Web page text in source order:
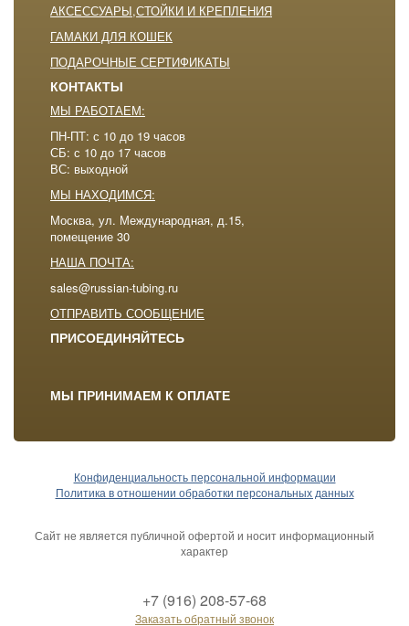
АКСЕССУАРЫ,СТОЙКИ И КРЕПЛЕНИЯ
ГАМАКИ ДЛЯ КОШЕК
ПОДАРОЧНЫЕ СЕРТИФИКАТЫ
КОНТАКТЫ
МЫ РАБОТАЕМ:
ПН-ПТ: с 10 до 19 часов
СБ: с 10 до 17 часов
ВС: выходной
МЫ НАХОДИМСЯ:
Москва, ул. Международная, д.15,
помещение 30
НАША ПОЧТА:
sales@russian-tubing.ru
ОТПРАВИТЬ СООБЩЕНИЕ
ПРИСОЕДИНЯЙТЕСЬ
МЫ ПРИНИМАЕМ К ОПЛАТЕ
Конфиденциальность персональной информации
Политика в отношении обработки персональных данных
Сайт не является публичной офертой и носит информационный
характер
+7 (916) 208-57-68
Заказать обратный звонок